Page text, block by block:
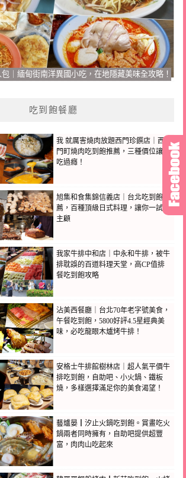
｜緬甸街南洋異國小吃，在地隱藏美味全攻略！
吃到飽餐廳
我 就厲害燒肉放題西門珍饌店｜西
門町燒肉吃到飽推薦，三種價位讓你
吃過癮！
旭集和食集錦信義店｜台北吃到飽推
薦，百種頂級日式料理，讓你一試成
主顧
我家牛排中和店｜中永和牛排，被牛
排耽誤的百道料理天堂，高CP值排
餐吃到飽攻略
沾美西餐廳｜台北70年老字號美食，
午餐吃到飽，5800好評4.5星經典美
味，必吃龍眼木爐烤牛排！
安格士牛排館樹林店｜超人氣平價牛
排吃到飽，自助吧、小火鍋、鐵板
燒，多樣選擇滿足你的美食渴望！
藝爐晏┃汐止火鍋吃到飽。賞畫吃火
鍋兩者同時擁有，自助吧提供超豐
富，肉肉山吃起來